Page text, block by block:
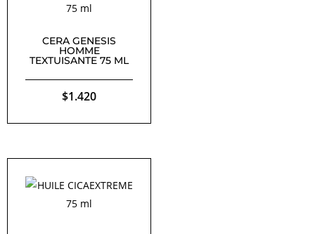
CERA GENESIS
HOMME
TEXTUISANTE 75 ML
$1.420